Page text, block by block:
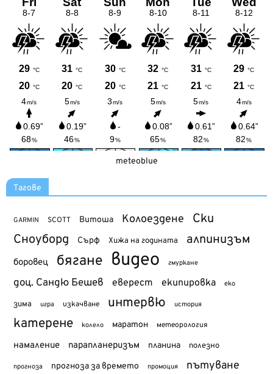
meteoblue
Тагове
GARMIN SCOTT Витоша Колоездене Ски
Сноуборд Сърф Хижа на годината алпинизъм
боровец бягане видео гмуркане
доц. Сандю Бешев еверест екипировка еко
зима игра изкачване интервю история
катерене колело маратон метеорология
намаление парапланеризъм планина полезно
прогноза прогноза за времето промоция пътуване